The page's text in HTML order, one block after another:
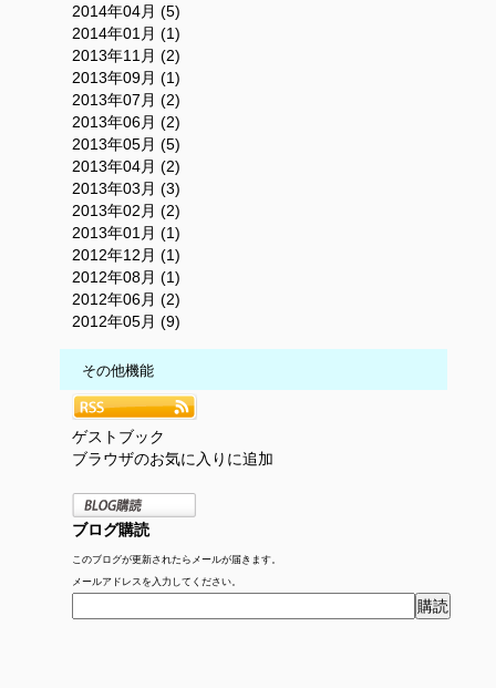
2014年04月 (5)
2014年01月 (1)
2013年11月 (2)
2013年09月 (1)
2013年07月 (2)
2013年06月 (2)
2013年05月 (5)
2013年04月 (2)
2013年03月 (3)
2013年02月 (2)
2013年01月 (1)
2012年12月 (1)
2012年08月 (1)
2012年06月 (2)
2012年05月 (9)
その他機能
ゲストブック
ブラウザのお気に入りに追加
ブログ購読
このブログが更新されたらメールが届きます。
メールアドレスを入力してください。